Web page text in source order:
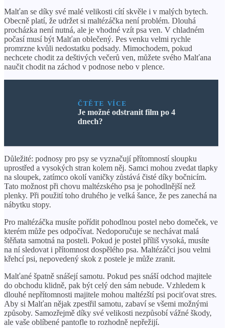
Malťan se díky své malé velikosti cítí skvěle i v malých bytech.
Obecně platí, že udržet si maltézáčka není problém. Dlouhá
procházka není nutná, ale je vhodné vzít psa ven. V chladném
počasí musí být Malťan oblečený. Pes venku velmi rychle
promrzne kvůli nedostatku podsady. Mimochodem, pokud
nechcete chodit za deštivých večerů ven, můžete svého Malťana
naučit chodit na záchod v podnose nebo v plence.
ČTĚTE VÍCE
Je možné odstranit film po 4
dnech?
Důležité: podnosy pro psy se vyznačují přítomností sloupku
uprostřed a vysokých stran kolem něj. Samci mohou zvedat tlapky
na sloupek, zatímco okolí vaničky zůstává čisté díky bočnicím.
Tato možnost při chovu maltézského psa je pohodlnější než
plenky. Při použití toho druhého je velká šance, že pes zanechá na
nábytku stopy.
Pro maltézáčka musíte pořídit pohodlnou postel nebo domeček, ve
kterém může pes odpočívat. Nedoporučuje se nechávat malá
štěňata samotná na posteli. Pokud je postel příliš vysoká, musíte
na ní sledovat i přítomnost dospělého psa. Maltézáčci jsou velmi
křehcí psi, nepovedený skok z postele je může zranit.
Malťané špatně snášejí samotu. Pokud pes snáší odchod majitele
do obchodu klidně, pak být celý den sám nebude. Vzhledem k
dlouhé nepřítomnosti majitele mohou maltézští psi pociťovat stres.
Aby si Malťan nějak zpestřil samotu, zabaví se všemi možnými
způsoby. Samozřejmě díky své velikosti nezpůsobí vážné škody,
ale vaše oblíbené pantofle to rozhodně nepřežijí.